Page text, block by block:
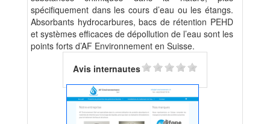
spécifiquement dans les cours d’eau ou les étangs.
Absorbants hydrocarbures, bacs de rétention PEHD
et systèmes efficaces de dépollution de l’eau sont les
points forts d’AF Environnement en Suisse.
Avis internautes